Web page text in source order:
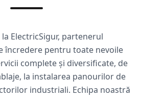
ElectricSigur, partenerul
încredere pentru toate nevoile
complete și diversificate, de
la instalarea panourilor de
industriali. Echipa noastră